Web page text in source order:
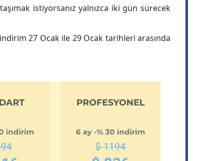
istiyorsanız yalnızca iki gün sürecek
27 Ocak ile 29 Ocak tarihleri arasında